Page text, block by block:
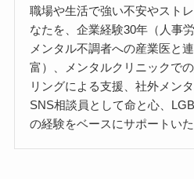
職場や生活で強い不安やスト
なたを、企業経験30年（人事
メンタル不調者への産業医と
富）、メンタルクリニックで
リングによる支援、社外メン
SNS相談員として命と心、
の経験をベースにサポートいた